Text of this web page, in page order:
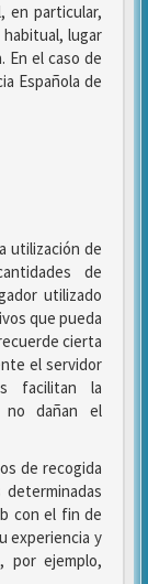
en particular,
lugar
En el caso de
Española de
utilización de
de
utilizado
que pueda
cierta
el servidor
facilitan la
no dañan el
de recogida
con el fin de
experiencia y
por ejemplo,